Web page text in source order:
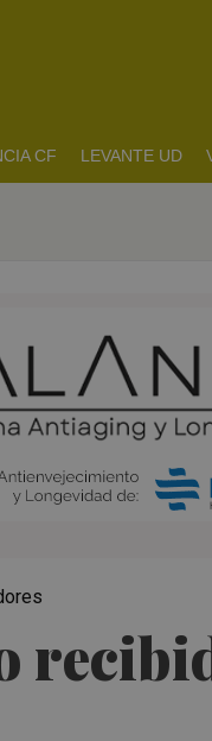
CF LEVANTE UD